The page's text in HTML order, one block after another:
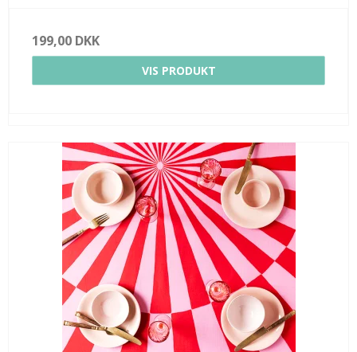
199,00 DKK
VIS PRODUKT